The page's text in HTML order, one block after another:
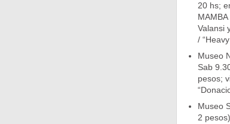
20 hs;
Valansi
/
Museo
Sab
pesos;
Museo
2